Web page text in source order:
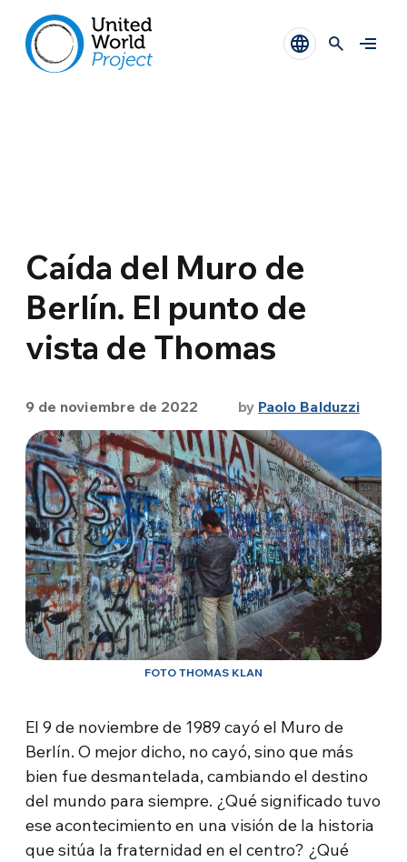
Caída del Muro de
Berlín. El punto de
vista de Thomas
9 de noviembre de 2022 by Paolo Balduzzi
FOTO THOMAS KLAN
El 9 de noviembre de 1989 cayó el Muro de
Berlín. O mejor dicho, no cayó, sino que más
bien fue desmantelada, cambiando el destino
del mundo para siempre. ¿Qué significado tuvo
ese acontecimiento en una visión de la historia
que sitúa la fraternidad en el centro? ¿Qué